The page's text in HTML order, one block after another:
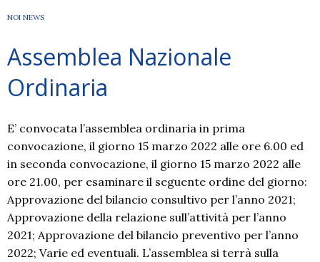
NOI NEWS
Assemblea Nazionale
Ordinaria
E’ convocata l’assemblea ordinaria in prima
convocazione, il giorno 15 marzo 2022 alle ore 6.00 ed
in seconda convocazione, il giorno 15 marzo 2022 alle
ore 21.00, per esaminare il seguente ordine del giorno:
Approvazione del bilancio consultivo per l’anno 2021;
Approvazione della relazione sull’attività per l’anno
2021; Approvazione del bilancio preventivo per l’anno
2022; Varie ed eventuali. L’assemblea si terrà sulla